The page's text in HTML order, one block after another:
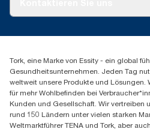
Spenderreklamation
+43 (0) 8 10-22 00 84
Essity Austria Vertriebs
Am Europlatz 2
1120 Wien
Mo-Do 8:00-16:30 | Fr 8:00-
GLN: 9011111000026
Tork, eine Marke von Essity - ein global
Gesundheitsunternehmen. Jeden Tag
weltweit unsere Produkte und Lösungen.
für mehr Wohlbefinden bei
Kunden und Gesellschaft. Wir vertreiben
rund 150 Ländern unter vielen starken
Weltmarktführer TENA und Tork, aber